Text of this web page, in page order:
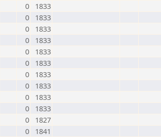
0
1833
0
1833
0
1833
0
1833
0
1833
0
1833
0
1833
0
1833
0
1833
0
1833
0
1827
0
1841